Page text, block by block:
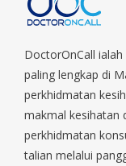
Orchard, Pasir Ris,
Sengkang,
Payoh, Tanjong
Tengah, Upper East
Woodlands, West
DoctorOnCall
paling lengkap di
perkhidmatan
makmal kesihatan
perkhidmatan
talian melalui